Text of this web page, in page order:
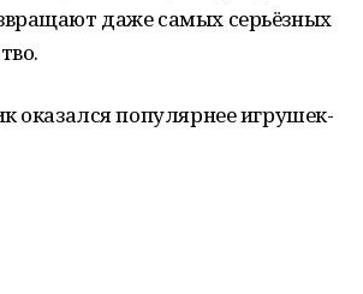
даже самых серьёзных
оказался популярнее игрушек-